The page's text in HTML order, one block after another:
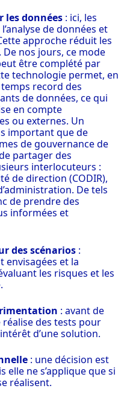
les données : ici, les
de données et
approche réduit les
nos jours, ce mode
être complété par
technologie permet, en
record des
de données, ce qui
en compte
ou externes. Un
important que de
de gouvernance de
partager des
interlocuteurs :
de direction (CODIR),
De tels
de prendre des
informées et
des scénarios :
envisagées et la
les risques et les
: avant de
réalise des tests pour
d’une solution.
: une décision est
elle ne s’applique que si
réalisent.